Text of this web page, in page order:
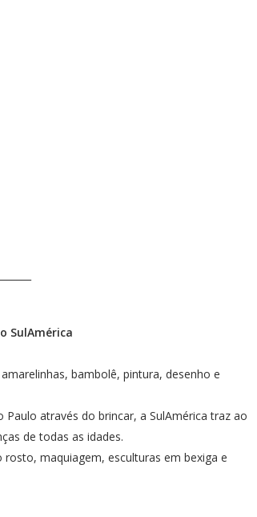
SulAmérica
bambolê, pintura, desenho e
através do brincar, a SulAmérica traz ao
de todas as idades.
maquiagem, esculturas em bexiga e